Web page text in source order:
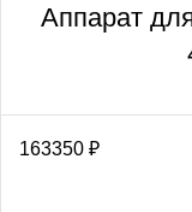
Аппарат
163350 ₽